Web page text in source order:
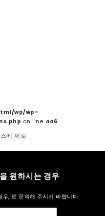
wp/wp-
on line 446
메 제로
원하시는 경우
우, 로 문의해 주시기 바랍니다.